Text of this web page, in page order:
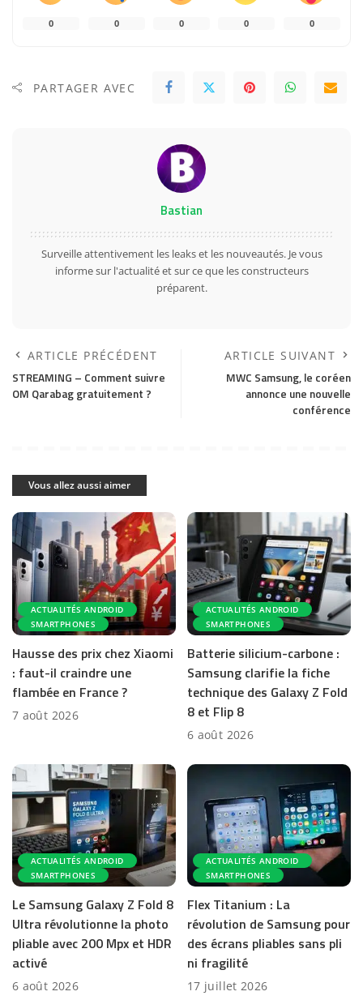
0 0 0 0 0
PARTAGER AVEC
Bastian
Surveille attentivement les leaks et les nouveautés. Je vous
informe sur l'actualité et sur ce que les constructeurs
préparent.
ARTICLE PRÉCÉDENT
STREAMING – Comment suivre
OM Qarabag gratuitement ?
ARTICLE SUIVANT
MWC Samsung, le coréen
annonce une nouvelle
conférence
Vous allez aussi aimer
ACTUALITÉS ANDROID
SMARTPHONES
Hausse des prix chez Xiaomi
: faut-il craindre une
flambée en France ?
7 août 2026
ACTUALITÉS ANDROID
SMARTPHONES
Batterie silicium-carbone :
Samsung clarifie la fiche
technique des Galaxy Z Fold
8 et Flip 8
6 août 2026
ACTUALITÉS ANDROID
SMARTPHONES
Le Samsung Galaxy Z Fold 8
Ultra révolutionne la photo
pliable avec 200 Mpx et HDR
activé
6 août 2026
ACTUALITÉS ANDROID
SMARTPHONES
Flex Titanium : La
révolution de Samsung pour
des écrans pliables sans pli
ni fragilité
17 juillet 2026